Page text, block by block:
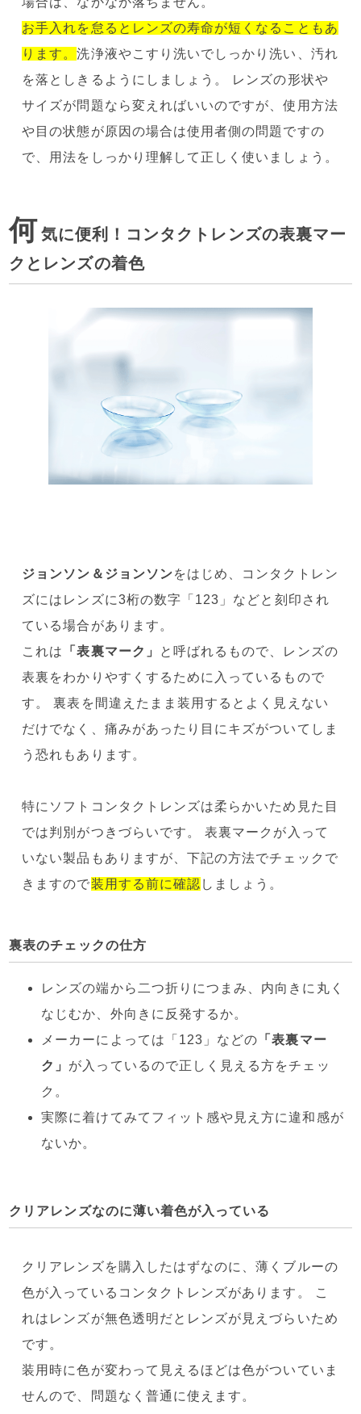
お手入れを怠るとレンズの寿命が短くなることもあ
ります。洗浄液やこすり洗いでしっかり洗い、汚れ
を落としきるようにしましょう。 レンズの形状や
サイズが問題なら変えればいいのですが、使用方法
や目の状態が原因の場合は使用者側の問題ですの
で、用法をしっかり理解して正しく使いましょう。
何気に便利！コンタクトレンズの表裏マー
クとレンズの着色
ジョンソン＆ジョンソンをはじめ、コンタクトレン
ズにはレンズに3桁の数字「123」などと刻印され
ている場合があります。
これは
「表裏マーク」
と呼ばれるもので、レンズの
表裏をわかりやすくするために入っているもので
す。 裏表を間違えたまま装用するとよく見えない
だけでなく、痛みがあったり目にキズがついてしま
う恐れもあります。
特にソフトコンタクトレンズは柔らかいため見た目
では判別がつきづらいです。 表裏マークが入って
いない製品もありますが、下記の方法でチェックで
きますので装用する前に確認 しましょう。
裏表のチェックの仕方
レンズの端から二つ折りにつまみ、内向きに丸く
なじむか、外向きに反発するか。
メーカーによっては「123」などの 「表裏マー
ク」 が入っているので正しく見える方をチェッ
ク。
実際に着けてみてフィット感や見え方に違和感が
ないか。
クリアレンズなのに薄い着色が入っている
クリアレンズを購入したはずなのに、薄くブルーの
色が入っているコンタクトレンズがあります。 こ
れはレンズが無色透明だとレンズが見えづらいため
です。
装用時に色が変わって見えるほどは色がついていま
せんので、問題なく普通に使えます。